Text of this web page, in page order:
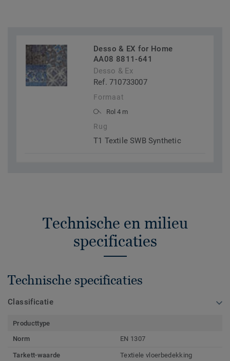
Desso & EX for Home
AA08 8811-641
Desso & Ex
Ref. 710733007
Formaat
Rol 4 m
Rug
T1 Textile SWB Synthetic
Technische en milieu
specificaties
Technische specificaties
Classificatie
Producttype
Norm
EN 1307
Tarkett-waarde Textiele vloerbedekking